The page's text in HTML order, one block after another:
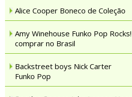
Alice Cooper Boneco de Coleção
Amy Winehouse Funko Pop Rocks!
comprar no Brasil
Backstreet boys Nick Carter
Funko Pop